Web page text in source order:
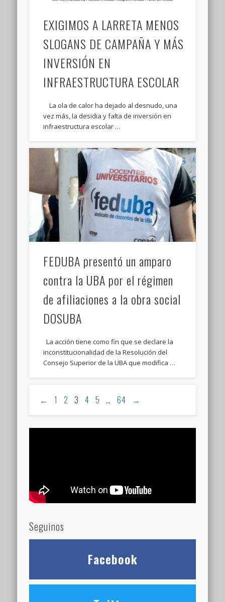
EXIGIMOS A LARRETA MENOS
SLOGANS DE CAMPAÑA Y MÁS
INVERSIÓN EN
INFRAESTRUCTURA ESCOLAR
La ola de calor ha dejado al desnudo, una
vez más, la desidia y falta de inversión en
infraestructura escolar …
FEDUBA presentó un amparo
contra la UBA por el régimen
de afiliaciones a la obra social
DOSUBA
La acción tiene como fin que se declare la
inconstitucionalidad de la Resolución del
Consejo Superior de la UBA que modifica …
← 1 2 3 4 5 … 64 →
Seguinos
Facebook